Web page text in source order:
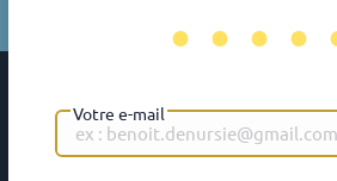
Votre e-mail